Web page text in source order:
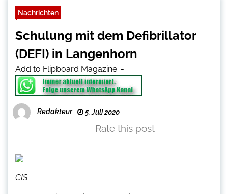
Nachrichten
Schulung mit dem Defibrillator
(DEFI) in Langenhorn
Add to Flipboard Magazine. -
Redakteur 5. Juli 2020
Rate this post
CIS–